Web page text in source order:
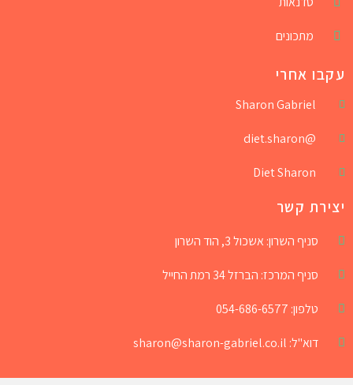
מתכונים
עקבו אחרי
Sharon Gabriel
@diet.sharon
Diet Sharon
יצירת קשר
סניף השרון: אשכול 3, הוד השרון
סניף המרכז: הברזל 34 רמת החייל
טלפון: 054-686-6577
דוא"ל: sharon@sharon-gabriel.co.il